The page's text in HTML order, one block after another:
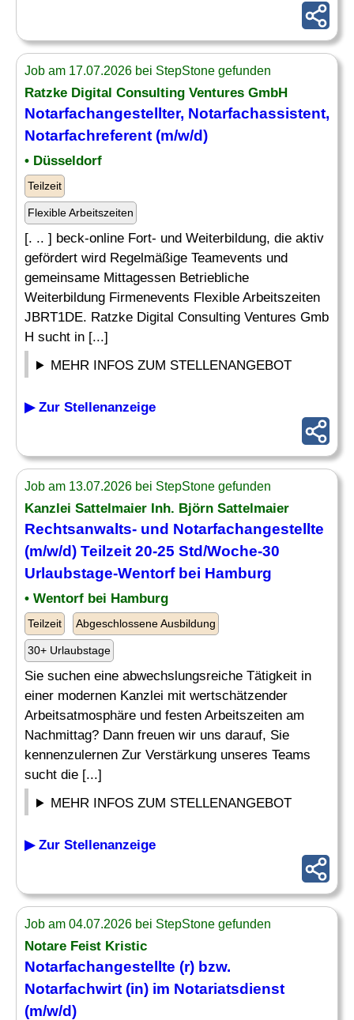
Job am 17.07.2026 bei StepStone gefunden
Ratzke Digital Consulting Ventures GmbH
Notarfachangestellter, Notarfachassistent,
Notarfachreferent (m/w/d)
• Düsseldorf
Teilzeit
Flexible Arbeitszeiten
[. .. ] beck-online Fort- und Weiterbildung, die aktiv
gefördert wird Regelmäßige Teamevents und
gemeinsame Mittagessen Betriebliche
Weiterbildung Firmenevents Flexible Arbeitszeiten
JBRT1DE. Ratzke Digital Consulting Ventures Gmb
H sucht in [...]
MEHR INFOS ZUM STELLENANGEBOT
▶ Zur Stellenanzeige
Job am 13.07.2026 bei StepStone gefunden
Kanzlei Sattelmaier Inh. Björn Sattelmaier
Rechtsanwalts- und Notarfachangestellte
(m/w/d) Teilzeit 20-25 Std/Woche-30
Urlaubstage-Wentorf bei Hamburg
• Wentorf bei Hamburg
Teilzeit Abgeschlossene Ausbildung
30+ Urlaubstage
Sie suchen eine abwechslungsreiche Tätigkeit in
einer modernen Kanzlei mit wertschätzender
Arbeitsatmosphäre und festen Arbeitszeiten am
Nachmittag? Dann freuen wir uns darauf, Sie
kennenzulernen Zur Verstärkung unseres Teams
sucht die [...]
MEHR INFOS ZUM STELLENANGEBOT
▶ Zur Stellenanzeige
Job am 04.07.2026 bei StepStone gefunden
Notare Feist Kristic
Notarfachangestellte (r) bzw.
Notarfachwirt (in) im Notariatsdienst
(m/w/d)